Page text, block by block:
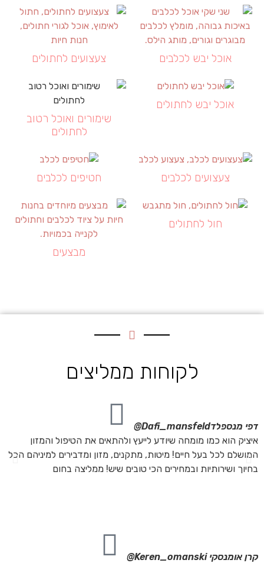
אוכל יבש לכלבים צעצועים לחתולים
אוכל יבש לחתולים
שימורים ואוכל רטוב
לחתולים
צעצועים לכלבים חטיפים לכלבים
חול לחתולים
מבצעים
לקוחות ממליצים
דפי מנספלדDafi_mansfeld@
איציק הוא כמו מומחה שיודע לייעץ ולהתאים את הטיפול והמזון
המושלם לכל בעל חיים! מיטות, מתקנים, מזון ומדבירים למיניהם הכל
בחיוך ושירותיות ובמחירים הכי טובים שיש! ממליצה בחום
קרן אומנסקיKeren_omanski@